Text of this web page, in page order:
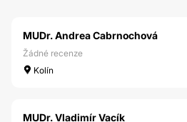
MUDr. Andrea Cabrnochová
Žádné recenze
Kolín
MUDr. Vladimír Vacík